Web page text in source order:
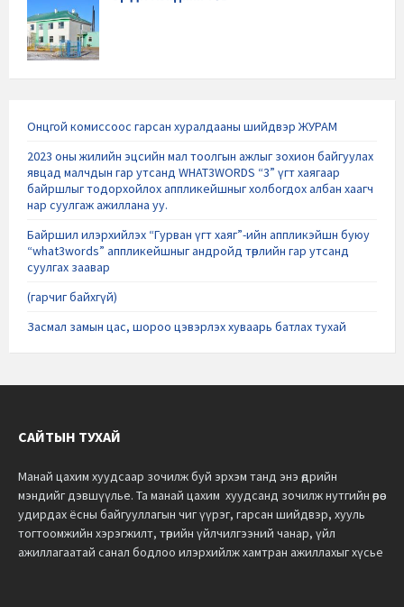
Онцгой комиссоос гарсан хуралдааны шийдвэр ЖУРАМ
2023 оны жилийн эцсийн мал тоолгын ажлыг зохион байгуулах
явцад малчдын гар утсанд WHAT3WORDS “3” үгт хаягаар
байршлыг тодорхойлох аппликейшныг холбогдох албан хаагч
нар суулгаж ажиллана уу.
Байршил илэрхийлэх “Гурван үгт хаяг”-ийн аппликэйшн буюу
“what3words” аппликейшныг андройд төрлийн гар утсанд
суулгах заавар
(гарчиг байхгүй)
Засмал замын цас, шороо цэвэрлэх хуваарь батлах тухай
САЙТЫН ТУХАЙ
Манай цахим хуудсаар зочилж буй эрхэм танд энэ өдрийн
мэндийг дэвшүүлье. Та манай цахим хуудсанд зочилж нутгийн өөрөө
удирдах ёсны байгууллагын чиг үүрэг, гарсан шийдвэр, хууль
тогтоомжийн хэрэгжилт, төрийн үйлчилгээний чанар, үйл
ажиллагаатай санал бодлоо илэрхийлж хамтран ажиллахыг хүсье